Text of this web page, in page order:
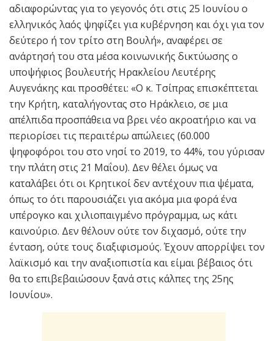
αδιαφορώντας για το γεγονός ότι στις 25 Ιουνίου ο
ελληνικός λαός ψηφίζει για κυβέρνηση και όχι για τον
δεύτερο ή τον τρίτο στη Βουλή», αναφέρει σε
ανάρτησή του στα μέσα κοινωνικής δικτύωσης ο
υποψήφιος βουλευτής Ηρακλείου Λευτέρης
Αυγενάκης και προσθέτει: «Ο κ. Τσίπρας επισκέπτεται
την Κρήτη, καταλήγοντας στο Ηράκλειο, σε μια
απέλπιδα προσπάθεια να βρει νέο ακροατήριο και να
περιορίσει τις περαιτέρω απώλειες (60.000
ψηφοφόροι του στο νησί το 2019, το 44%, του γύρισαν
την πλάτη στις 21 Μαΐου). Δεν θέλει όμως να
καταλάβει ότι οι Κρητικοί δεν αντέχουν πια ψέματα,
όπως το ότι παρουσιάζει για ακόμα μια φορά ένα
υπέρογκο και χιλιοπαιγμένο πρόγραμμα, ως κάτι
καινούριο. Δεν θέλουν ούτε τον διχασμό, ούτε την
ένταση, ούτε τους διαξιφισμούς. Έχουν απορρίψει τον
λαϊκισμό και την αναξιοπιστία και είμαι βέβαιος ότι
θα το επιβεβαιώσουν ξανά στις κάλπες της 25ης
Ιουνίου».